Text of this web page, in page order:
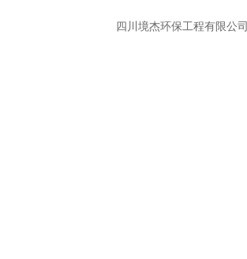
四川境杰环保工程有限公司